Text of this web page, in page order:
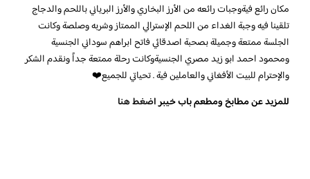
مكان رائع فيةوجبات رائعه من الأرز البخاري والأرز البرياني باللحم والدجاج
تلقينا فيه وجبة الغداء من اللحم الإسترالي الممتاز وشربه وصلصة وكانت
الجلسة ممتعة وجميلة بصحبة اصدقائي فاتح ابراهم سوداني الجنسية
ومحمود احمد ابو زيد مصري الجنسيةوكانت رحلة ممتعة جداً ونقدم الشكر
والإحترام للبيت الأفغاني والعاملين فية . تحياتي للجميع❤️
للمزيد عن مطابخ ومطعم باب خيبراضغط هنا